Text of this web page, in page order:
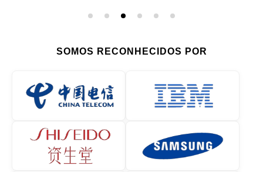
SOMOS RECONHECIDOS POR